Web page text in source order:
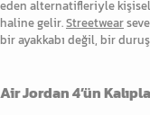
eden alternatifleriyle
haline gelir.Streetwear
bir ayakkabı değil, bir
Air Jordan 4’ün